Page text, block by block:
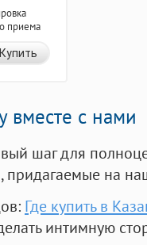
приема
Купить
вместе с нами
шаг для
придагаемые на
Где купить в
интимную